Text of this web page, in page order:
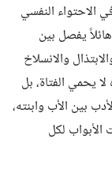
الاحتواء النفسي
يفصل بين
والانسلاخ
يحمي الفتاة، بل
بين الأب وابنته،
الأبواب لكل